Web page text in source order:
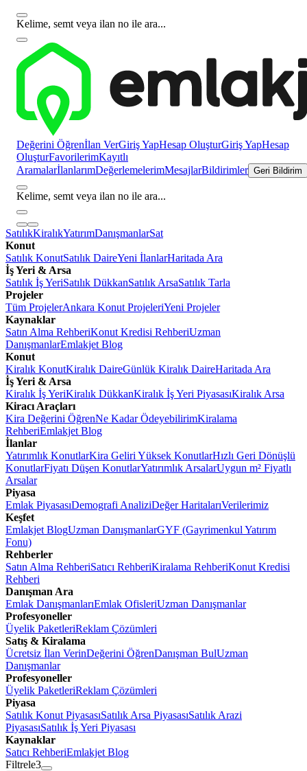
Kelime, semt veya ilan no ile ara...
Değerini Öğrenİlan VerGiriş YapHesap OluşturGiriş YapHesap
OluşturFavorilerimKayıtlı
AramalarİlanlarımDeğerlemelerimMesajlarBildirimler Geri Bildirim
Kelime, semt veya ilan no ile ara...
SatılıkKiralıkYatırımDanışmanlarSat
Konut
Satılık KonutSatılık DaireYeni İlanlarHaritada Ara
İş Yeri & Arsa
Satılık İş YeriSatılık DükkanSatılık ArsaSatılık Tarla
Projeler
Tüm ProjelerAnkara Konut ProjeleriYeni Projeler
Kaynaklar
Satın Alma RehberiKonut Kredisi RehberiUzman
DanışmanlarEmlakjet Blog
Konut
Kiralık KonutKiralık DaireGünlük Kiralık DaireHaritada Ara
İş Yeri & Arsa
Kiralık İş YeriKiralık DükkanKiralık İş Yeri PiyasasıKiralık Arsa
Kiracı Araçları
Kira Değerini ÖğrenNe Kadar ÖdeyebilirimKiralama
RehberiEmlakjet Blog
İlanlar
Yatırımlık KonutlarKira Geliri Yüksek KonutlarHızlı Geri Dönüşlü
KonutlarFiyatı Düşen KonutlarYatırımlık ArsalarUygun m² Fiyatlı
Arsalar
Piyasa
Emlak PiyasasıDemografi AnaliziDeğer HaritalarıVerilerimiz
Keşfet
Emlakjet BlogUzman DanışmanlarGYF (Gayrimenkul Yatırım
Fonu)
Rehberler
Satın Alma RehberiSatıcı RehberiKiralama RehberiKonut Kredisi
Rehberi
Danışman Ara
Emlak DanışmanlarıEmlak OfisleriUzman Danışmanlar
Profesyoneller
Üyelik PaketleriReklam Çözümleri
Satış & Kiralama
Ücretsiz İlan VerinDeğerini ÖğrenDanışman BulUzman
Danışmanlar
Profesyoneller
Üyelik PaketleriReklam Çözümleri
Piyasa
Satılık Konut PiyasasıSatılık Arsa PiyasasıSatılık Arazi
PiyasasıSatılık İş Yeri Piyasası
Kaynaklar
Satıcı RehberiEmlakjet Blog
Filtrele3